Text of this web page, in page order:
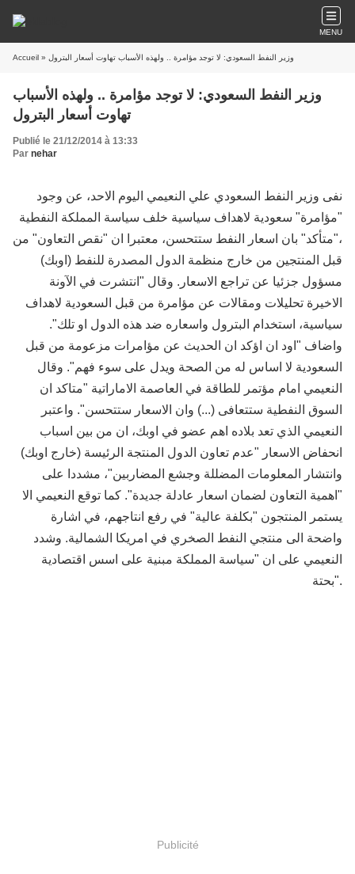
MENU
Accueil » وزير النفط السعودي: لا توجد مؤامرة .. ولهذه الأسباب تهاوت أسعار البترول
وزير النفط السعودي: لا توجد مؤامرة .. ولهذه الأسباب
تهاوت أسعار البترول
Publié le 21/12/2014 à 13:33
Par nehar
نفى وزير النفط السعودي علي النعيمي اليوم الاحد، عن وجود
"مؤامرة" سعودية لاهداف سياسية خلف سياسة المملكة النفطية
،"متأكد" بان اسعار النفط ستتحسن، معتبرا ان "نقص التعاون" من
قبل المنتجين من خارج منظمة الدول المصدرة للنفط (اوبك)
مسؤول جزئيا عن تراجع الاسعار. وقال "انتشرت في الآونة
الاخيرة تحليلات ومقالات عن مؤامرة من قبل السعودية لاهداف
سياسية، استخدام البترول واسعاره ضد هذه الدول او تلك".
واضاف "اود ان اؤكد ان الحديث عن مؤامرات مزعومة من قبل
السعودية لا اساس له من الصحة ويدل على سوء فهم". وقال
النعيمي امام مؤتمر للطاقة في العاصمة الاماراتية "متاكد ان
السوق النفطية ستتعافى (...) وان الاسعار ستتحسن". واعتبر
النعيمي الذي تعد بلاده اهم عضو في اوبك، ان من بين اسباب
انحفاض الاسعار "عدم تعاون الدول المنتجة الرئيسة (خارج اوبك)
وانتشار المعلومات المضللة وجشع المضاربين"، مشددا على
"اهمية التعاون لضمان اسعار عادلة جديدة". كما توقع النعيمي الا
يستمر المنتجون "بكلفة عالية" في رفع انتاجهم، في اشارة
واضحة الى منتجي النفط الصخري في امريكا الشمالية. وشدد
النعيمي على ان "سياسة المملكة مبنية على اسس اقتصادية
بحتة".
Publicité